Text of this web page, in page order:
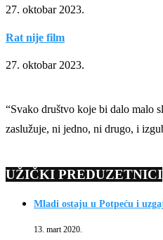
27. oktobar 2023.
Rat nije film
27. oktobar 2023.
“Svako društvo koje bi dalo malo
zaslužuje, ni jedno, ni drugo, i
UŽIČKI PREDUZETNICI
Mladi ostaju u Potpeću i
13. mart 2020.